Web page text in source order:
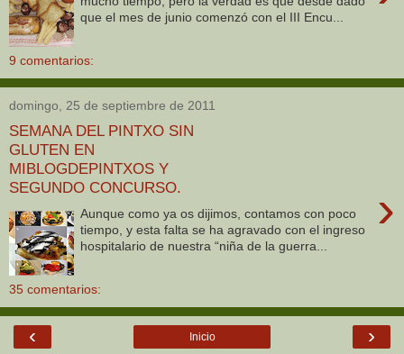
que el mes de junio comenzó con el III Encu...
9 comentarios:
domingo, 25 de septiembre de 2011
SEMANA DEL PINTXO SIN
GLUTEN EN
MIBLOGDEPINTXOS Y
SEGUNDO CONCURSO.
›
Aunque como ya os dijimos, contamos con poco
tiempo, y esta falta se ha agravado con el ingreso
hospitalario de nuestra “niña de la guerra...
35 comentarios:
‹ ›
Inicio